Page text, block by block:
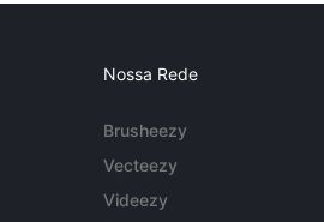
Nossa Rede
Brusheezy
Vecteezy
Videezy